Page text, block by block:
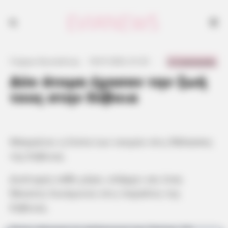
Δύο άτομα έχασαν την ζωή
τους στην Εύβοια